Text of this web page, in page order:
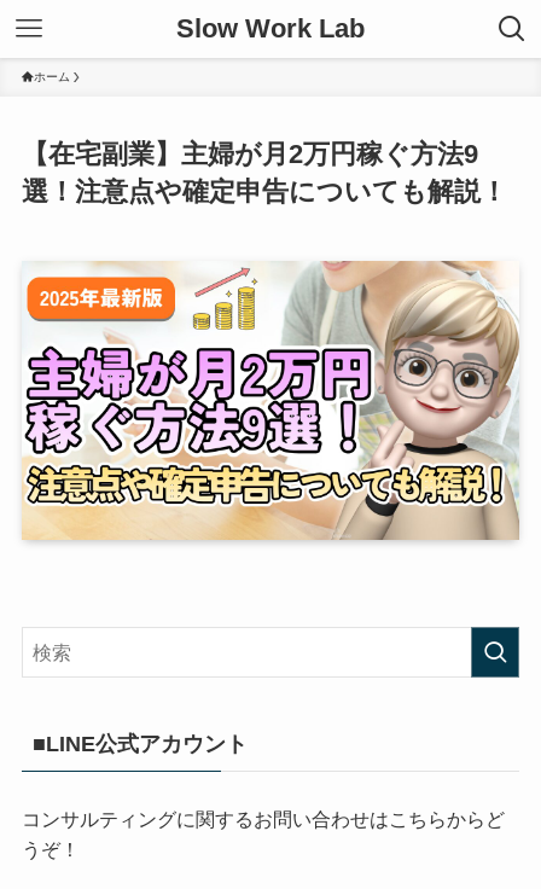
Slow Work Lab
ホーム
【在宅副業】主婦が月2万円稼ぐ方法9
選！注意点や確定申告についても解説！
■LINE公式アカウント
コンサルティングに関するお問い合わせはこちらからど
うぞ！